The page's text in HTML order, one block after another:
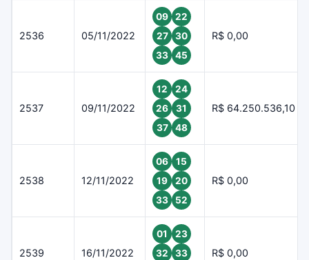
2536 05/11/2022
09
22
27
30
33
45
R$ 0,00
2537 09/11/2022
12
24
26
31
37
48
R$ 64.250.536,10
2538 12/11/2022
06
15
19
20
33
52
R$ 0,00
2539 16/11/2022
01
23
32
33
R$ 0,00